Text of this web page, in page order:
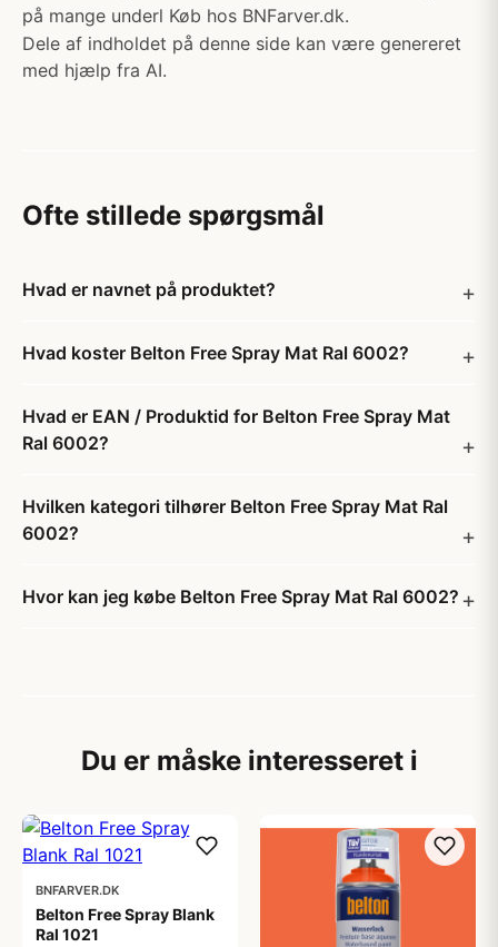
på mange underl Køb hos BNFarver.dk.
Dele af indholdet på denne side kan være genereret
med hjælp fra AI.
Ofte stillede spørgsmål
Hvad er navnet på produktet?
Hvad koster Belton Free Spray Mat Ral 6002?
Hvad er EAN / Produktid for Belton Free Spray Mat
Ral 6002?
Hvilken kategori tilhører Belton Free Spray Mat Ral
6002?
Hvor kan jeg købe Belton Free Spray Mat Ral 6002?
Du er måske interesseret i
BNFARVER.DK
Belton Free Spray Blank
Ral 1021